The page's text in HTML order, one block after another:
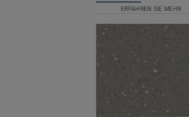
ERFAHREN SIE MEHR